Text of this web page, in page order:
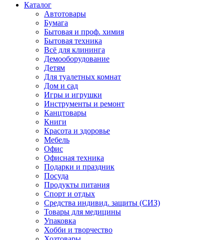
Каталог
Автотовары
Бумага
Бытовая и проф. химия
Бытовая техника
Всё для клининга
Демооборудование
Детям
Для туалетных комнат
Дом и сад
Игры и игрушки
Инструменты и ремонт
Канцтовары
Книги
Красота и здоровье
Мебель
Офис
Офисная техника
Подарки и праздник
Посуда
Продукты питания
Спорт и отдых
Средства индивид. защиты (СИЗ)
Товары для медицины
Упаковка
Хобби и творчество